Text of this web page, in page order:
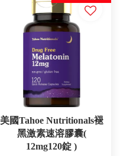
美國Tahoe Nutritionals褪
黑激素速溶膠囊(
12mg120錠 )